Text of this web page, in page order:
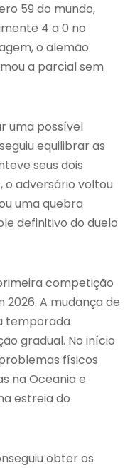
59 do mundo,
4 a 0 no
o alemão
a parcial sem
uma possível
equilibrar as
seus dois
o adversário voltou
uma quebra
definitivo do duelo
competição
A mudança de
temporada
gradual. No início
físicos
na Oceania e
estreia do
obter os